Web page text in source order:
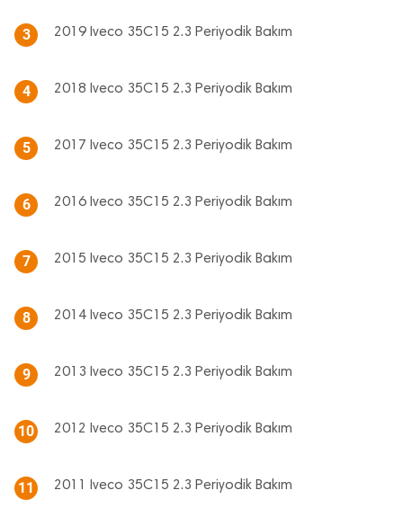
3 2019 Iveco 35C15 2.3 Periyodik Bakım
4 2018 Iveco 35C15 2.3 Periyodik Bakım
5 2017 Iveco 35C15 2.3 Periyodik Bakım
6 2016 Iveco 35C15 2.3 Periyodik Bakım
7 2015 Iveco 35C15 2.3 Periyodik Bakım
8 2014 Iveco 35C15 2.3 Periyodik Bakım
9 2013 Iveco 35C15 2.3 Periyodik Bakım
10 2012 Iveco 35C15 2.3 Periyodik Bakım
11 2011 Iveco 35C15 2.3 Periyodik Bakım